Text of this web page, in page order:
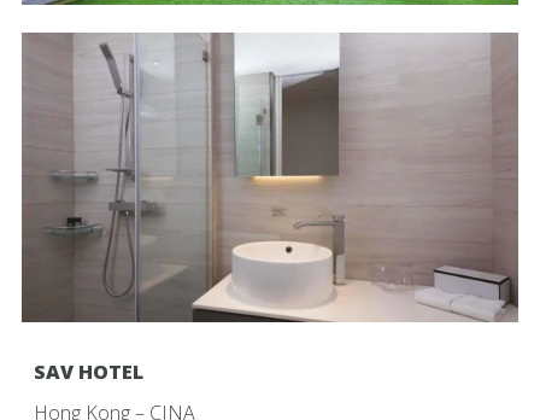
SAV HOTEL
Hong Kong – CINA